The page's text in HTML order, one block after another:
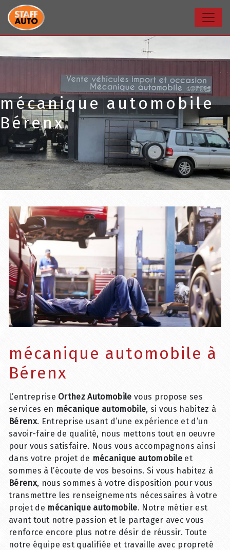
Panneau de gestion des cookies
mécanique automobile
Bérenx
mécanique automobile à
Bérenx
L’entreprise Orthez Automobile vous propose ses
services en mécanique automobile, si vous habitez à
Bérenx. Entreprise usant d’une expérience et d’un
savoir-faire de qualité, nous mettons tout en oeuvre
pour vous satisfaire. Nous vous accompagnons ainsi
dans votre projet de mécanique automobile et
sommes à l’écoute de vos besoins. Si vous habitez à
Bérenx, nous sommes à votre disposition pour vous
transmettre les renseignements nécessaires à votre
projet de mécanique automobile. Notre métier est
avant tout notre passion et le partager avec vous
renforce encore plus notre désir de réussir. Toute
notre équipe est qualifiée et travaille avec propreté